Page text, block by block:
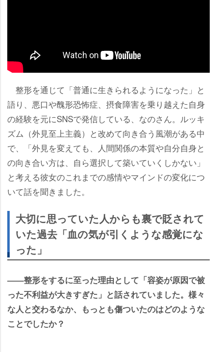
整形を通じて「普通に生きられるようになった」と
語り、悪口や醜形恐怖症、摂食障害を乗り越えた自身
の経験を元にSNSで発信している、なのさん。ルッキ
ズム（外見至上主義）と改めて向き合う風潮がある中
で、「外見を変えても、人間関係の本質や自分自身と
の向き合い方は、自ら選択して築いていくしかない」
と考える彼女のこれまでの感情やマインドの変化につ
いて話を聞きました。
大切に思っていた人からも裏で貶されて
いた過去「血の気が引くような感覚にな
った」
――整形をするに至った理由として「容姿が原因で被
った不利益が大きすぎた」と話されていました。様々
な人と交わるなか、もっとも傷ついたのはどのような
ことでしたか？